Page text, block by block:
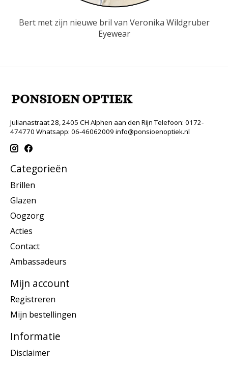
Bert met zijn nieuwe bril van Veronika Wildgruber
Eyewear
Julianastraat 28, 2405 CH Alphen aan den Rijn Telefoon: 0172-
474770 Whatsapp: 06-46062009 info@ponsioenoptiek.nl
Categorieën
Brillen
Glazen
Oogzorg
Acties
Contact
Ambassadeurs
Mijn account
Registreren
Mijn bestellingen
Informatie
Disclaimer